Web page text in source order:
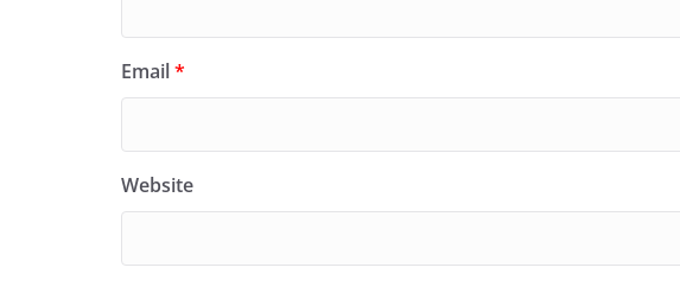
Email*
Website